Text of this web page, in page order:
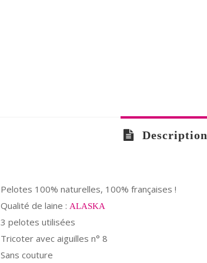
Description
Pelotes 100% naturelles, 100% françaises !
Qualité de laine : ALASKA
3 pelotes utilisées
Tricoter avec aiguilles n° 8
Sans couture